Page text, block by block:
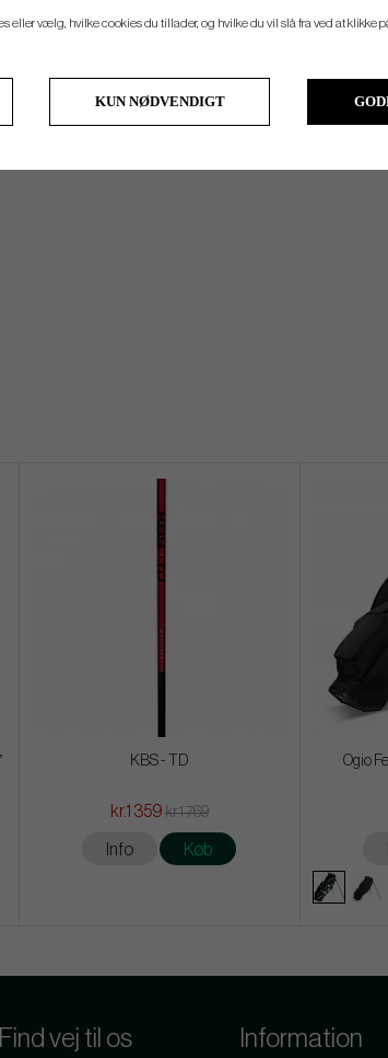
KBS - TD
kr.1 359 kr.1 769
Info Køb
Ogio
Find vej til os Information
eller vælg, hvilke cookies du tillader, og hvilke du vil slå fra ved at klikke
KUN NØDVENDIGT